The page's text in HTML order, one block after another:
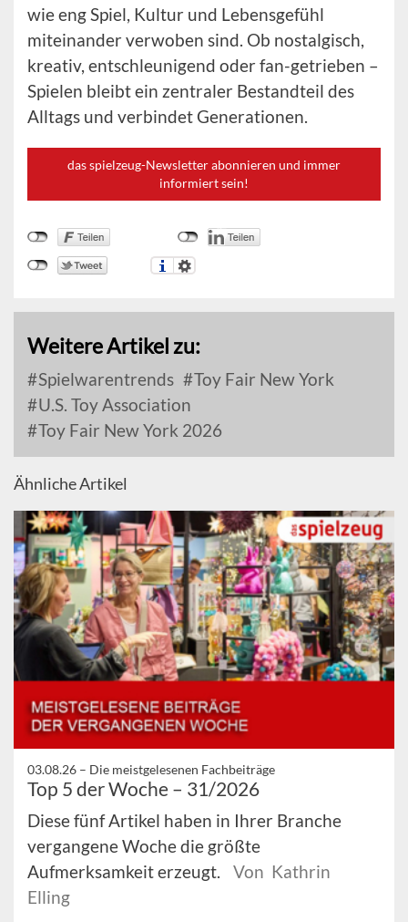
wie eng Spiel, Kultur und Lebensgefühl
miteinander verwoben sind. Ob nostalgisch,
kreativ, entschleunigend oder fan-getrieben –
Spielen bleibt ein zentraler Bestandteil des
Alltags und verbindet Generationen.
das spielzeug-Newsletter abonnieren und immer
informiert sein!
Weitere Artikel zu:
Spielwarentrends
Toy Fair New York
U.S. Toy Association
Toy Fair New York 2026
Ähnliche Artikel
03.08.26 – Die meistgelesenen Fachbeiträge
Top 5 der Woche – 31/2026
Diese fünf Artikel haben in Ihrer Branche
vergangene Woche die größte
Aufmerksamkeit erzeugt.
Von Kathrin
Elling